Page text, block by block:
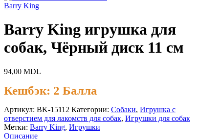
Barry King
Barry King игрушка для
собак, Чёрный диск 11 см
94,00 MDL
Кешбэк: 2 Балла
Артикул: BK-15112 Категории: Cобаки, Игрушка с
отверстием для лакомств для собак, Игрушки для собак
Метки: Barry King, Игрушки
Описание